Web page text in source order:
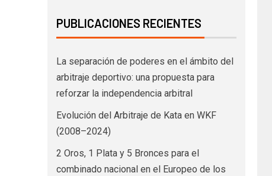
PUBLICACIONES RECIENTES
La separación de poderes en el ámbito del
arbitraje deportivo: una propuesta para
reforzar la independencia arbitral
Evolución del Arbitraje de Kata en WKF
(2008–2024)
2 Oros, 1 Plata y 5 Bronces para el
combinado nacional en el Europeo de los